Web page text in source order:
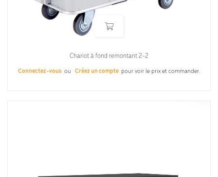
Chariot à fond remontant 2-2
Connectez-vous ou Créez un compte pour voir le prix et commander.